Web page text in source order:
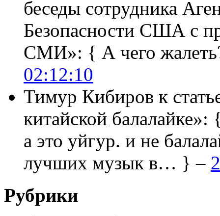
беседы сотрудника
Безопасности США с
СМИ»: { А чего
02:12:10
Тимур Кибиров к
китайской балалайке»:
а это уйгур. и не
лучших музык в… } –
Рубрики